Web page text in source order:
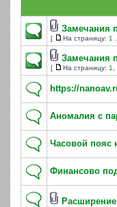
Замечания
[ На страницу: 1
Замечания
[ На страницу: 1
https://
Аномалия с
Часовой пояс
Финансово